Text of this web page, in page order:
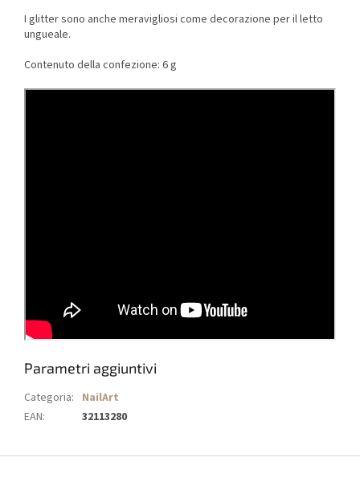
I glitter sono anche meravigliosi come decorazione per il letto
ungueale.
Contenuto della confezione: 6 g
Parametri aggiuntivi
Categoria: NailArt
EAN: 32113280